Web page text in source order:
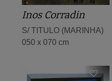
Inos Corradin
S/ TITULO (MARINHA)
050 x 070 cm